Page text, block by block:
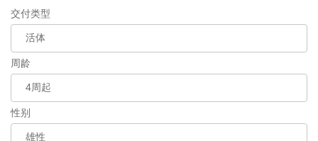
交付类型
周龄
性别